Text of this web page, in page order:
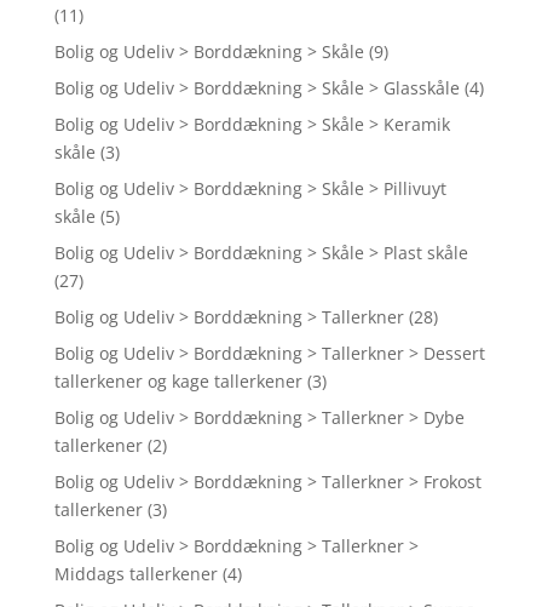
(11)
Bolig og Udeliv > Borddækning > Skåle (9)
Bolig og Udeliv > Borddækning > Skåle > Glasskåle (4)
Bolig og Udeliv > Borddækning > Skåle > Keramik
skåle (3)
Bolig og Udeliv > Borddækning > Skåle > Pillivuyt
skåle (5)
Bolig og Udeliv > Borddækning > Skåle > Plast skåle
(27)
Bolig og Udeliv > Borddækning > Tallerkner (28)
Bolig og Udeliv > Borddækning > Tallerkner > Dessert
tallerkener og kage tallerkener (3)
Bolig og Udeliv > Borddækning > Tallerkner > Dybe
tallerkener (2)
Bolig og Udeliv > Borddækning > Tallerkner > Frokost
tallerkener (3)
Bolig og Udeliv > Borddækning > Tallerkner >
Middags tallerkener (4)